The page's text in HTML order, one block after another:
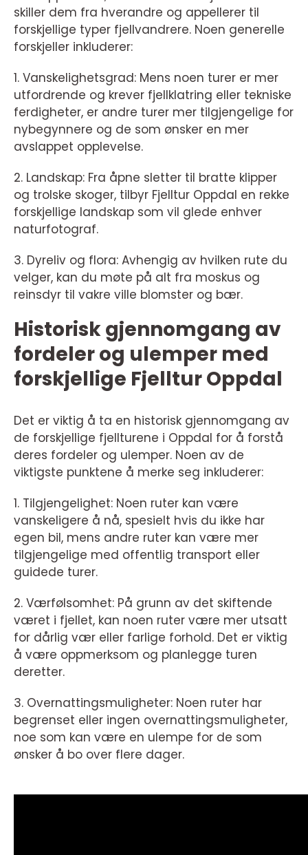
skiller dem fra hverandre og appellerer til
forskjellige typer fjellvandrere. Noen generelle
forskjeller inkluderer:
1. Vanskelighetsgrad: Mens noen turer er mer
utfordrende og krever fjellklatring eller tekniske
ferdigheter, er andre turer mer tilgjengelige for
nybegynnere og de som ønsker en mer
avslappet opplevelse.
2. Landskap: Fra åpne sletter til bratte klipper
og trolske skoger, tilbyr Fjelltur Oppdal en rekke
forskjellige landskap som vil glede enhver
naturfotograf.
3. Dyreliv og flora: Avhengig av hvilken rute du
velger, kan du møte på alt fra moskus og
reinsdyr til vakre ville blomster og bær.
Historisk gjennomgang av
fordeler og ulemper med
forskjellige Fjelltur Oppdal
Det er viktig å ta en historisk gjennomgang av
de forskjellige fjellturene i Oppdal for å forstå
deres fordeler og ulemper. Noen av de
viktigste punktene å merke seg inkluderer:
1. Tilgjengelighet: Noen ruter kan være
vanskeligere å nå, spesielt hvis du ikke har
egen bil, mens andre ruter kan være mer
tilgjengelige med offentlig transport eller
guidede turer.
2. Værfølsomhet: På grunn av det skiftende
været i fjellet, kan noen ruter være mer utsatt
for dårlig vær eller farlige forhold. Det er viktig
å være oppmerksom og planlegge turen
deretter.
3. Overnattingsmuligheter: Noen ruter har
begrenset eller ingen overnattingsmuligheter,
noe som kan være en ulempe for de som
ønsker å bo over flere dager.